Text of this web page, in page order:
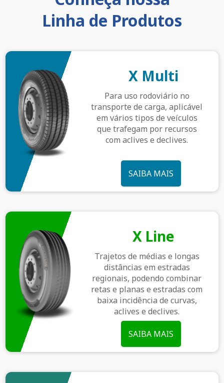
Linha de Produtos
X Multi
Para uso rodoviário no
transporte de carga, aplicável
em vários tipos de veículos
que trafegam por recursos
com aclives e declives.
SAIBA MAIS
X Line
Trajetos de médias e longas
distâncias em estradas
regionais, podendo combinar
retas e planas e estradas com
baixa incidência de curvas,
aclives e declives.
SAIBA MAIS